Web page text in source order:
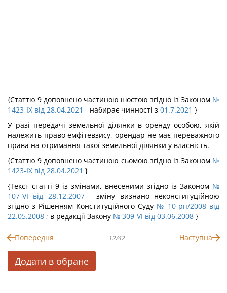
{Статтю 9 доповнено частиною шостою згідно із Законом №
1423-IX від 28.04.2021 - набирає чинності з 01.7.2021 }
У разі передачі земельної ділянки в оренду особою, якій
належить право емфітевзису, орендар не має переважного
права на отримання такої земельної ділянки у власність.
{Статтю 9 доповнено частиною сьомою згідно із Законом №
1423-IX від 28.04.2021 }
{Текст статті 9 із змінами, внесеними згідно із Законом №
107-VI від 28.12.2007- зміну визнано неконституційною
згідно з Рішенням Конституційного Суду № 10-рп/2008 від
22.05.2008 ; в редакції Закону № 309-VI від 03.06.2008 }
Попередня 12/42 Наступна
Додати в обране